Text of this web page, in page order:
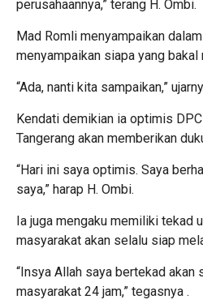
perusahaannya,” terang H. Ombi.
Mad Romli menyampaikan
menyampaikan siapa yang bakal
“Ada, nanti kita sampaikan,”
Kendati demikian ia optimis
Tangerang akan memberikan
“Hari ini saya optimis. Saya
saya,” harap H. Ombi.
Ia juga mengaku memiliki tekad
masyarakat akan selalu siap
“Insya Allah saya bertekad akan
masyarakat 24 jam,” tegasnya .